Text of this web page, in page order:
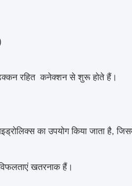
रहित ️ कनेक्शन से शुरू होते हैं।
का उपयोग किया जाता है,
खतरनाक हैं।